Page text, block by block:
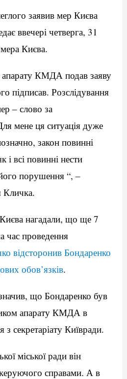
заявив мер Києва
ввечері четверга, 31
Києва.
апарату КМДА подав заяву
підписав. Розслідування
– слово за
мене ця ситуація дуже
закон повинні
і всі повинні нести
його порушення “, –
Кличка.
нагадали, що ще 7
час проведення
відсторонив Бондаренко
обов’язків.
що Бондаренко був
апарату КМДА в
секретаріату Київради.
міської ради він
справами. А в